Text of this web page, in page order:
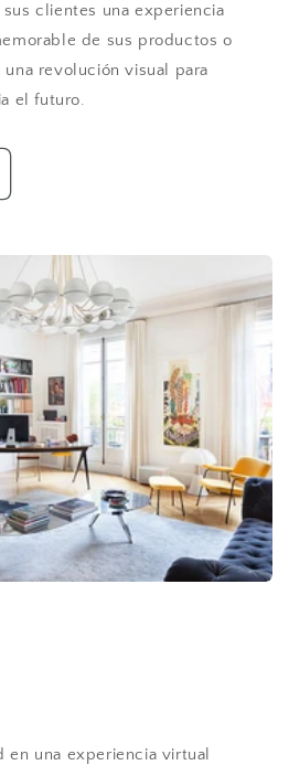
clientes una experiencia
de sus productos o
revolución visual para
el futuro.
en una experiencia virtual